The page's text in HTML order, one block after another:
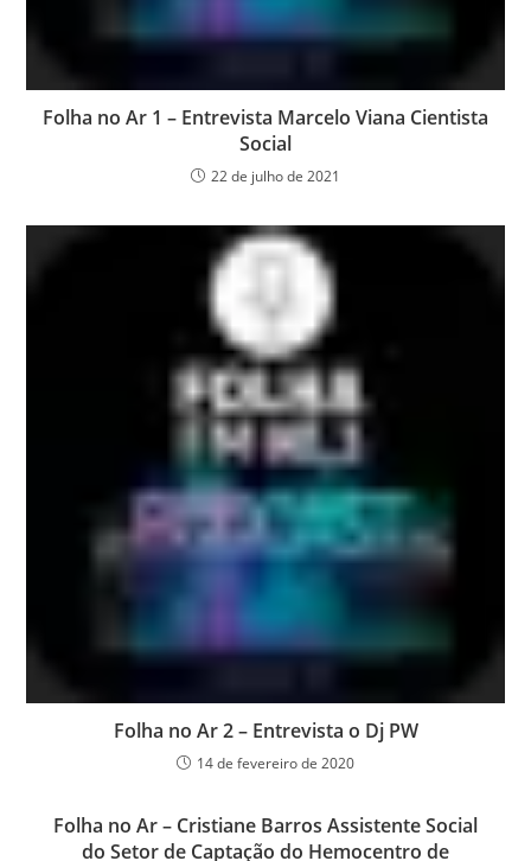
Folha no Ar 1 – Entrevista Marcelo Viana Cientista
Social
22 de julho de 2021
Folha no Ar 2 – Entrevista o Dj PW
14 de fevereiro de 2020
Folha no Ar – Cristiane Barros Assistente Social
do Setor de Captação do Hemocentro de